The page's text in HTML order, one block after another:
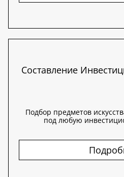
Составление
Подбор предметов
под любую